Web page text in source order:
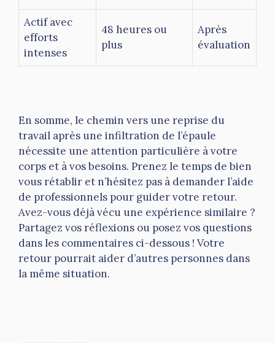
Actif avec
efforts
intenses
48 heures ou
plus
Après
évaluation
En somme, le chemin vers une reprise du
travail après une infiltration de l’épaule
nécessite une attention particulière à votre
corps et à vos besoins. Prenez le temps de bien
vous rétablir et n’hésitez pas à demander l’aide
de professionnels pour guider votre retour.
Avez-vous déjà vécu une expérience similaire ?
Partagez vos réflexions ou posez vos questions
dans les commentaires ci-dessous ! Votre
retour pourrait aider d’autres personnes dans
la même situation.